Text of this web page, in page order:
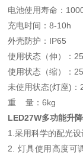
电池使用寿命：
充电时间：8-10h
外壳防护：IP65
使用状态（伸）：
使用状态（缩）：
未使用状态(灯座)
重 量：6kg
LED27W多功能升
1.采用科学的配光
2. 灯具使用高度可